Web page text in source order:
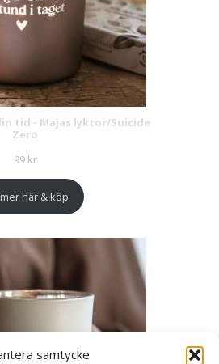
samtycke
tid - Majas lyktor/Suicide
Zero
99 kr
här & köp